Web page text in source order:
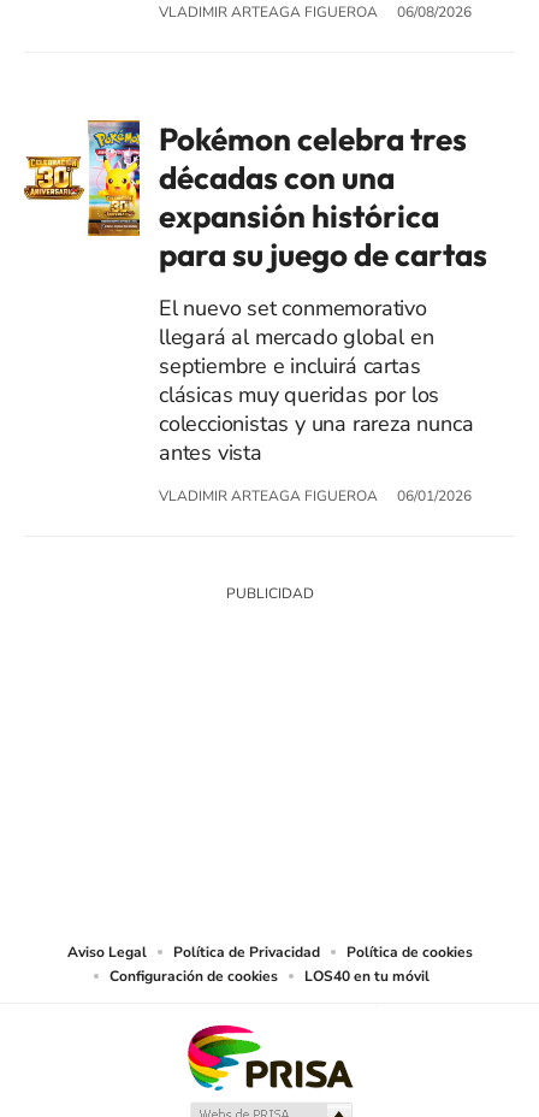
VLADIMIR ARTEAGA FIGUEROA 06/08/2026
Pokémon celebra tres
décadas con una
expansión histórica
para su juego de cartas
El nuevo set conmemorativo
llegará al mercado global en
septiembre e incluirá cartas
clásicas muy queridas por los
coleccionistas y una rareza nunca
antes vista
VLADIMIR ARTEAGA FIGUEROA 06/01/2026
Aviso Legal Política de Privacidad
Política de cookies
Configuración de cookies
LOS40 en tu móvil